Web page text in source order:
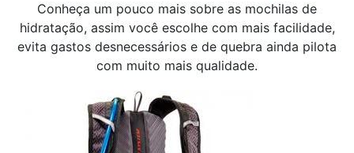
Conheça um pouco mais sobre as mochilas de
hidratação, assim você escolhe com mais facilidade,
evita gastos desnecessários e de quebra ainda pilota
com muito mais qualidade.